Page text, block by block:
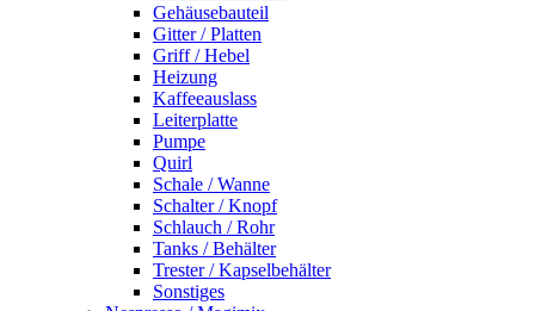
Gehäusebauteil
Gitter / Platten
Griff / Hebel
Heizung
Kaffeeauslass
Leiterplatte
Pumpe
Quirl
Schale / Wanne
Schalter / Knopf
Schlauch / Rohr
Tanks / Behälter
Trester / Kapselbehälter
Sonstiges